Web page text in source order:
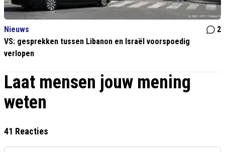
Nieuws
2
VS: gesprekken tussen Libanon en Israël voorspoedig
verlopen
Laat mensen jouw mening
weten
41 Reacties